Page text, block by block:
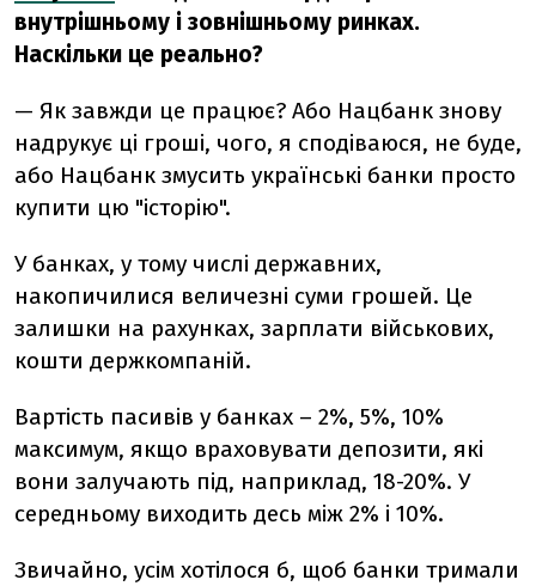
внутрішньому і зовнішньому ринках.
Наскільки це реально?
— Як завжди це працює? Або Нацбанк знову
надрукує ці гроші, чого, я сподіваюся, не буде,
або Нацбанк змусить українські банки просто
купити цю "історію".
У банках, у тому числі державних,
накопичилися величезні суми грошей. Це
залишки на рахунках, зарплати військових,
кошти держкомпаній.
Вартість пасивів у банках – 2%, 5%, 10%
максимум, якщо враховувати депозити, які
вони залучають під, наприклад, 18-20%. У
середньому виходить десь між 2% і 10%.
Звичайно, усім хотілося б, щоб банки тримали